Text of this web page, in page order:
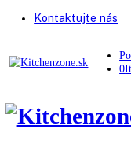
Kontaktujte nás